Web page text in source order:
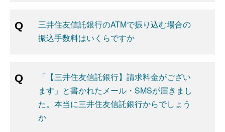
三井住友信託銀行のATMで振り込む場合の
振込手数料はいくらですか
「【三井住友信託銀行】請求料金がござい
ます」と書かれたメール・SMSが届きまし
た。本当に三井住友信託銀行からでしょう
か